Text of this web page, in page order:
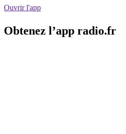
Ouvrir l'app
Obtenez l’app radio.fr